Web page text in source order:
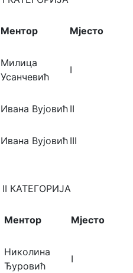
Ментор Мјесто
Милица
Усанчевић
I
Ивана Вујовић II
Ивана Вујовић III
КАТЕГОРИЈА
Ментор Мјесто
Николина
Ђуровић
I